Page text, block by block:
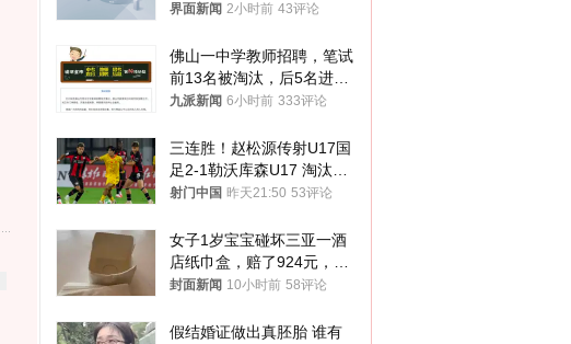
界面新闻 2小时前 43评论
佛山一中学教师招聘，笔试
前13名被淘汰，后5名进体
检，被疑萝卜岗，官方通
九派新闻 6小时前 333评论
三连胜！赵松源传射U17国
足2-1勒沃库森U17 淘汰赛
将战河床
射门中国 昨天21:50 53评论
女子1岁宝宝碰坏三亚一酒
店纸巾盒，赔了924元，发
帖吐槽后酒店退还一半的
封面新闻 10小时前 58评论
假结婚证做出真胚胎 谁有